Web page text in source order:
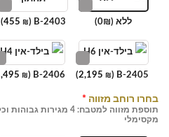
ללא (0₪) B-2403 (
455 ₪
)
B-2405 (
2,195 ₪
)
B-2406 (
₪
בחרו רוחב מזווה *
תוספת מזווה למטבח: 4
מקסימלי